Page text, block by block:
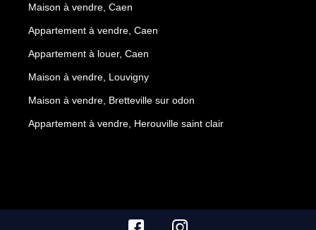
Maison à vendre, Caen
Appartement à vendre, Caen
Appartement à louer, Caen
Maison à vendre, Louvigny
Maison à vendre, Bretteville sur odon
Appartement à vendre, Herouville saint clair